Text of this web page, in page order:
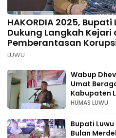
HAKORDIA 2025,
Dukung Langkah
Pemberantasan
LUWU
Wabup
Umat
Kabupaten
HUMAS LUWU
Bupati
Bulan